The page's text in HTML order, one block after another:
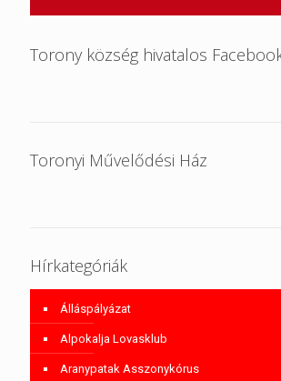
Torony község hivatalos
Toronyi Művelődési Ház
Hírkategóriák
Álláspályázat
Alpokalja Lovasklub
Aranypatak Asszonykórus